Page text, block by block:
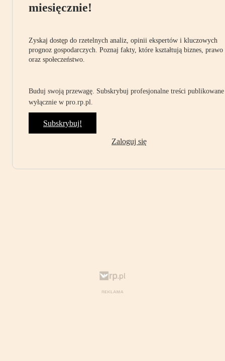
miesięcznie!
Zyskaj dostęp do rzetelnych analiz, opinii ekspertów i kluczowych
prognoz gospodarczych. Poznaj fakty, które kształtują biznes, prawo
oraz społeczeństwo.
Buduj swoją przewagę. Subskrybuj profesjonalne treści publikowane
wyłącznie w pro.rp.pl.
Subskrybuj!
Zaloguj się